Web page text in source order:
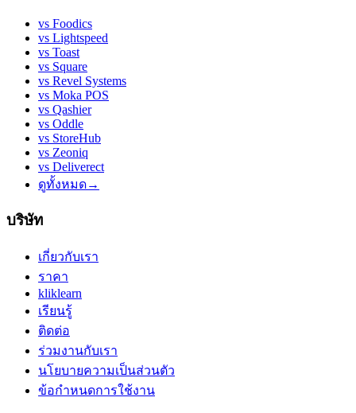
vs Foodics
vs Lightspeed
vs Toast
vs Square
vs Revel Systems
vs Moka POS
vs Qashier
vs Oddle
vs StoreHub
vs Zeoniq
vs Deliverect
ดูทั้งหมด→
บริษัท
เกี่ยวกับเรา
ราคา
kliklearn
เรียนรู้
ติดต่อ
ร่วมงานกับเรา
นโยบายความเป็นส่วนตัว
ข้อกำหนดการใช้งาน